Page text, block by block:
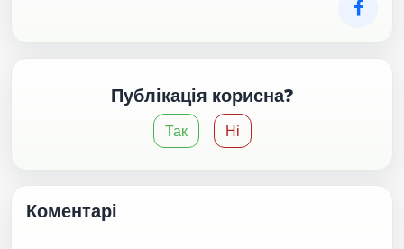
Публікація корисна?
Так Ні
Коментарі